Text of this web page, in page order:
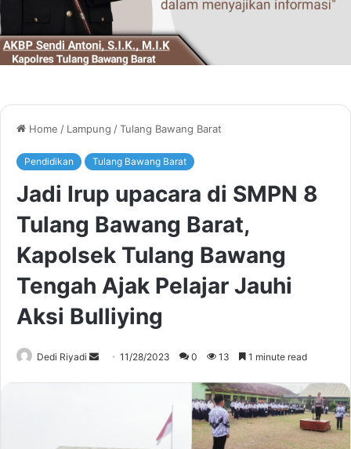
Home / Lampung /Tulang Bawang Barat
Pendidikan Tulang Bawang Barat
Jadi Irup upacara di SMPN 8
Tulang Bawang Barat,
Kapolsek Tulang Bawang
Tengah Ajak Pelajar Jauhi
Aksi Bulliying
Dedi Riyadi
Send11/28/2023 0 13 1 minute read